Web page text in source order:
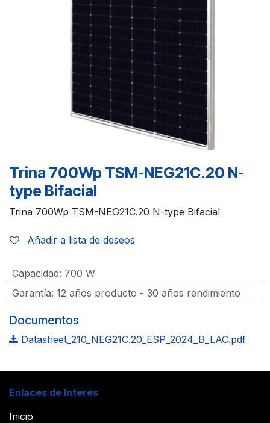
Trina 700Wp TSM-NEG21C.20 N-
type Bifacial
Trina 700Wp TSM-NEG21C.20 N-type Bifacial
Añadir a lista de deseos
Capacidad: 700 W
Garantía: 12 años producto - 30 años rendimiento
Documentos
Datasheet_210_NEG21C.20_ESP_2024_B_LAC.pdf
Enlaces de Interés
Inicio